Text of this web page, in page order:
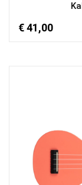
€ 41,00